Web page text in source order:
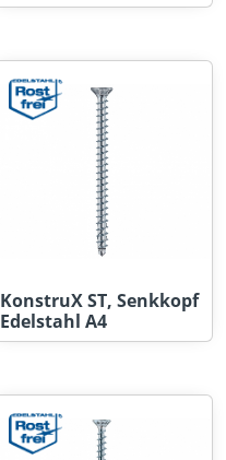
KonstruX ST, Senkkopf
Edelstahl A4